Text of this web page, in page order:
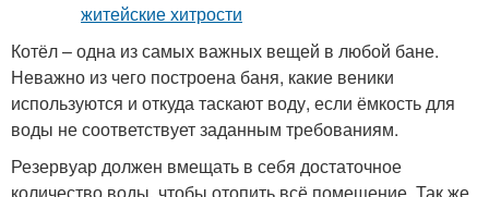
Котёл – одна из самых важных вещей в любой бане.
Неважно из чего построена баня, какие веники
используются и откуда таскают воду, если ёмкость для
воды не соответствует заданным требованиям.
Резервуар должен вмещать в себя достаточное